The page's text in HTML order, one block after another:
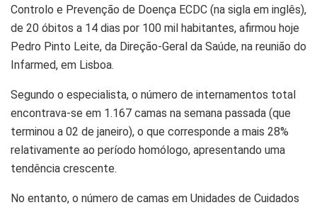
Controlo e Prevenção de Doença ECDC (na sigla em inglês),
de 20 óbitos a 14 dias por 100 mil habitantes, afirmou hoje
Pedro Pinto Leite, da Direção-Geral da Saúde, na reunião do
Infarmed, em Lisboa.
Segundo o especialista, o número de internamentos total
encontrava-se em 1.167 camas na semana passada (que
terminou a 02 de janeiro), o que corresponde a mais 28%
relativamente ao período homólogo, apresentando uma
tendência crescente.
No entanto, o número de camas em Unidades de Cuidados